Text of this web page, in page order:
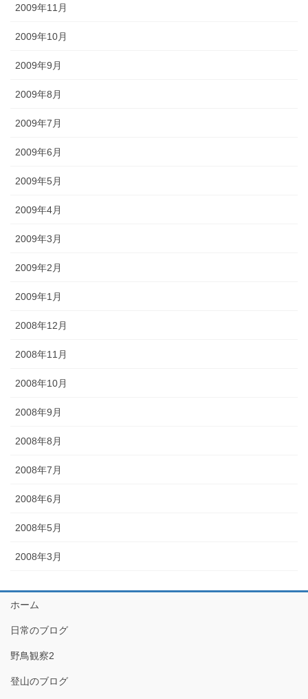
2009年11月
2009年10月
2009年9月
2009年8月
2009年7月
2009年6月
2009年5月
2009年4月
2009年3月
2009年2月
2009年1月
2008年12月
2008年11月
2008年10月
2008年9月
2008年8月
2008年7月
2008年6月
2008年5月
2008年3月
ホーム
日常のブログ
野鳥観察2
登山のブログ